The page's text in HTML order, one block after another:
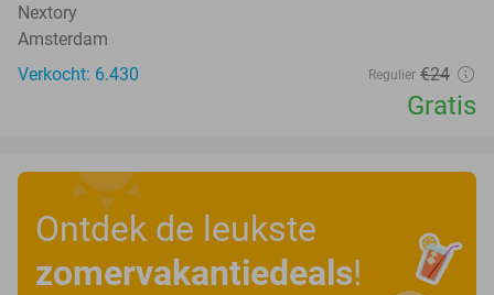
Nextory
Amsterdam
Verkocht: 6.430
Regulier €24
Gratis
Ontdek de leukste
zomervakantiedeals!